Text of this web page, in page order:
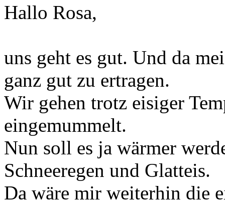
Hallo Rosa,
uns geht es gut. Und da
ganz gut zu ertragen.
Wir gehen trotz eisiger
eingemummelt.
Nun soll es ja wärmer
Schneeregen und Glatteis.
Da wäre mir weiterhin die